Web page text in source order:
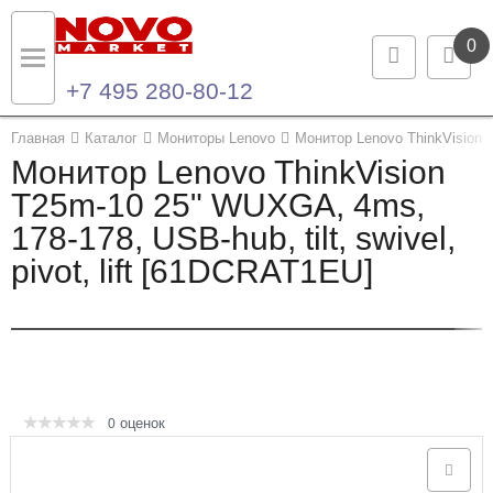
0
+7 495 280-80-12
Главная Каталог Мониторы Lenovo Монитор Lenovo ThinkVision
Монитор Lenovo ThinkVision
T25m-10 25" WUXGA, 4ms,
178-178, USB-hub, tilt, swivel,
pivot, lift [61DCRAT1EU]
0 оценок
Назад
Каталог продукции
Ноутбуки и ультрабуки
Компьютеры
Опции и комплектующие
Назад
Контакты
Контактная информация